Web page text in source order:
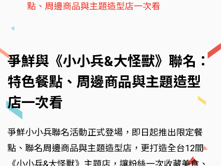
點、周邊商品與主題造型店一次看
爭鮮與《小小兵&大怪獸》聯名：
特色餐點、周邊商品與主題造型
店一次看
爭鮮小小兵聯名活動正式登場，即日起推出限定餐
點、聯名周邊商品與主題造型店，更打造全台12間
《小小兵&大怪獸》主題店，讓粉絲一次收藏美食、